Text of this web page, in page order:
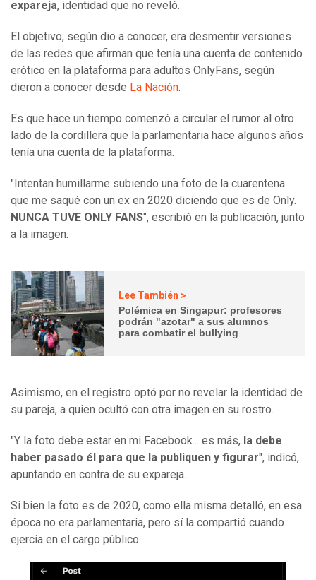
expareja, identidad que no reveló.
El objetivo, según dio a conocer, era desmentir versiones
de las redes que afirman que tenía una cuenta de contenido
erótico en la plataforma para adultos OnlyFans, según
dieron a conocer desde La Nación.
Es que hace un tiempo comenzó a circular el rumor al otro
lado de la cordillera que la parlamentaria hace algunos años
tenía una cuenta de la plataforma.
"Intentan humillarme subiendo una foto de la cuarentena
que me saqué con un ex en 2020 diciendo que es de Only.
NUNCA TUVE ONLY FANS", escribió en la publicación, junto
a la imagen.
Lee También >
Polémica en Singapur: profesores
podrán "azotar" a sus alumnos
para combatir el bullying
Asimismo, en el registro optó por no revelar la identidad de
su pareja, a quien ocultó con otra imagen en su rostro.
"Y la foto debe estar en mi Facebook... es más, la debe
haber pasado él para que la publiquen y figurar", indicó,
apuntando en contra de su expareja.
Si bien la foto es de 2020, como ella misma detalló, en esa
época no era parlamentaria, pero sí la compartió cuando
ejercía en el cargo público.